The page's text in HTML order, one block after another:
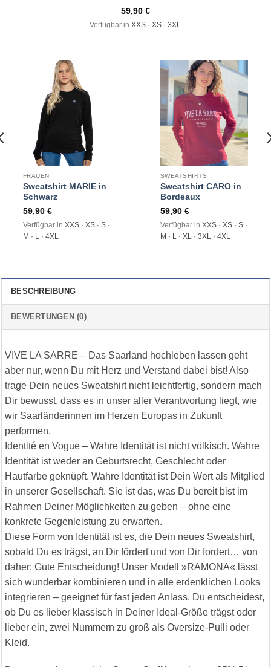
59,90 €
Verfügbar inXXS · XS · 3XL
FRAUEN
Sweatshirt MARIE in
Schwarz
59,90 €
Verfügbar in XXS · XS · S ·
M · L · 4XL
SWEATSHIRTS
Sweatshirt CARO in
Bordeaux
59,90 €
Verfügbar in XXS · XS · S ·
M · L · XL · 3XL · 4XL
BESCHREIBUNG
BEWERTUNGEN (0)
VIVE LA SARRE – Das Saarland hochleben lassen geht
aber nur, wenn Du mit Herz und Verstand dabei bist! Also
trage Dein neues Sweatshirt nicht leichtfertig, sondern mach
Dir bewusst, dass es in unser aller Verantwortung liegt, wie
wir Saarländerinnen im Herzen Europas in Zukunft
performen.
Identité en Vogue – Wahre Identität ist nicht völkisch. Wahre
Identität ist weder an Geburtsrecht, Geschlecht oder
Hautfarbe geknüpft. Wahre Identität ist Dein Wert als Mitglied
in unserer Gesellschaft. Sie ist das, was Du bereit bist im
Rahmen Deiner Möglichkeiten zu geben – ohne eine
konkrete Gegenleistung zu erwarten.
Diese Form von Identität ist es, die Dein neues Sweatshirt,
sobald Du es trägst, an Dir fördert und von Dir fordert… von
daher: Gute Entscheidung! Unser Modell »RAMONA« lässt
sich wunderbar kombinieren und in alle erdenklichen Looks
integrieren – geeignet für fast jeden Anlass. Du entscheidest,
ob Du es lieber klassisch in Deiner Ideal-Größe trägst oder
lieber ein, zwei Nummern zu groß als Oversize-Pulli oder
Kleid.